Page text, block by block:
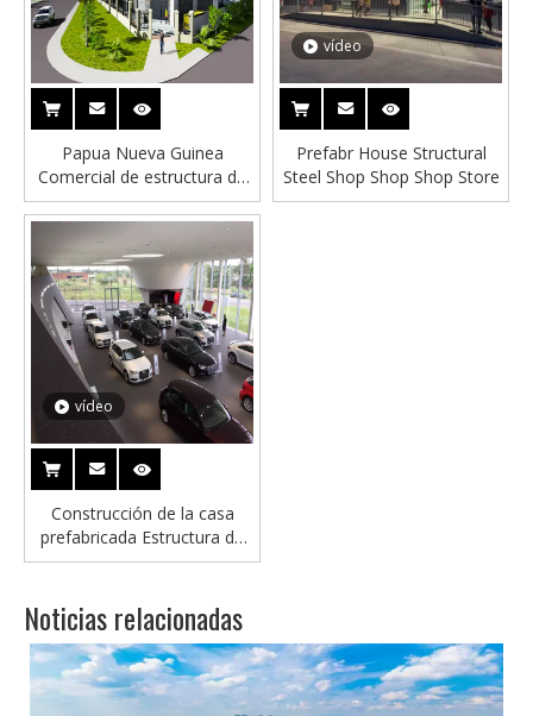
Papua Nueva Guinea
Comercial de estructura de
acero ligero Edificio de
tiendas
vídeo
Prefabr House Structural
Steel Shop Shop Shop Store
vídeo
Construcción de la casa
prefabricada Estructura de
acero Estructura de acero
4S Showroom
Noticias relacionadas